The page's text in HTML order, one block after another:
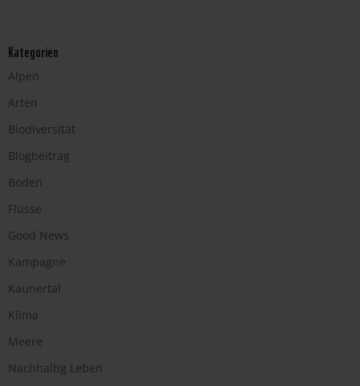
Kategorien
Alpen
Arten
Biodiversität
Blogbeitrag
Boden
Flüsse
Good News
Kampagne
Kaunertal
Klima
Meere
Nachhaltig Leben